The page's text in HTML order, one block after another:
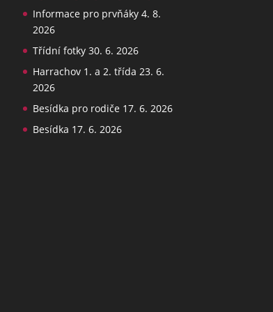
Informace pro prvňáky 4. 8.
2026
Třídní fotky 30. 6. 2026
Harrachov 1. a 2. třída 23. 6.
2026
Besídka pro rodiče 17. 6. 2026
Besídka 17. 6. 2026